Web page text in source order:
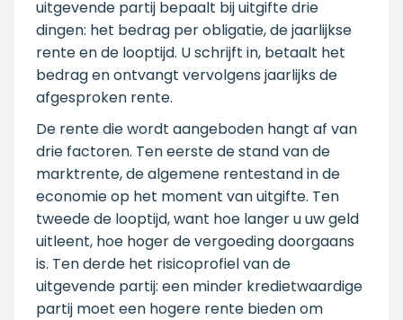
uitgevende partij bepaalt bij uitgifte drie
dingen: het bedrag per obligatie, de jaarlijkse
rente en de looptijd. U schrijft in, betaalt het
bedrag en ontvangt vervolgens jaarlijks de
afgesproken rente.
De rente die wordt aangeboden hangt af van
drie factoren. Ten eerste de stand van de
marktrente, de algemene rentestand in de
economie op het moment van uitgifte. Ten
tweede de looptijd, want hoe langer u uw geld
uitleent, hoe hoger de vergoeding doorgaans
is. Ten derde het risicoprofiel van de
uitgevende partij: een minder kredietwaardige
partij moet een hogere rente bieden om